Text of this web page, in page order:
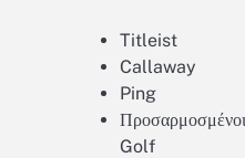
Titleist
Callaway
Ping
Golf